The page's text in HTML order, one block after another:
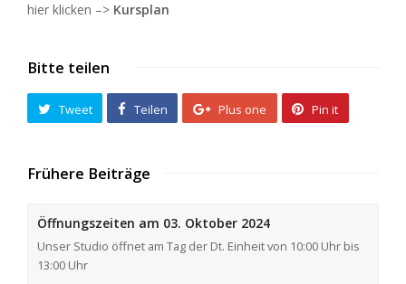
hier klicken –> Kursplan
Bitte teilen
Tweet Teilen Plus one Pin it
Frühere Beiträge
Öffnungszeiten am 03. Oktober 2024
Unser Studio öffnet am Tag der Dt. Einheit von 10:00 Uhr bis
13:00 Uhr